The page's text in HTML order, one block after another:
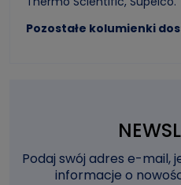
Pozostałe kolumienki
Podaj swój adres e-mail,
informacje o